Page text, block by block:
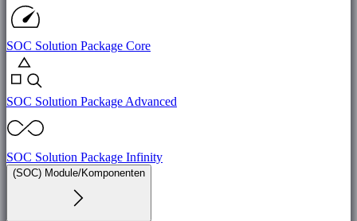
SOC Solution Package Core
SOC Solution Package Advanced
SOC Solution Package Infinity
(SOC) Module/Komponenten